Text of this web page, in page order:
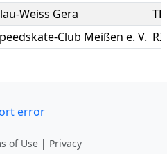
Weiss Gera
Club Meißen e. V.
error
of Use | Privacy